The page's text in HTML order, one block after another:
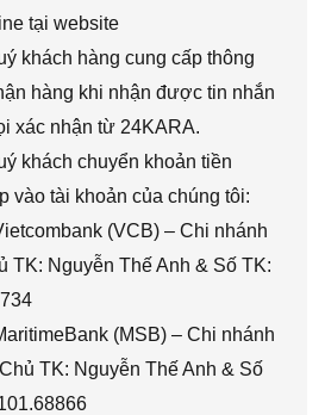
tại website
khách hàng cung cấp thông
hàng khi nhận được tin nhắn
xác nhận từ 24KARA.
khách chuyển khoản tiền
vào tài khoản của chúng tôi:
(VCB) – Chi nhánh
TK: Nguyễn Thế Anh & Số TK:
(MSB) – Chi nhánh
TK: Nguyễn Thế Anh & Số